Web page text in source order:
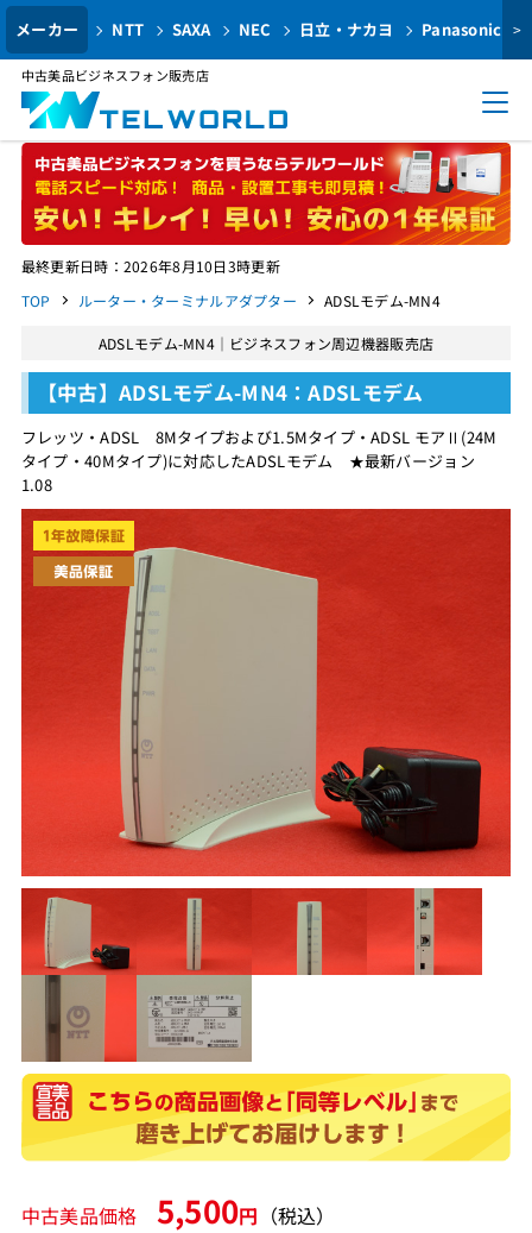
メーカー NTT SAXA NEC 日立・ナカヨ Panasonic >
中古美品ビジネスフォン販売店
最終更新日時：2026年8月10日3時更新
TOP
ルーター・ターミナルアダプター ADSLモデム-MN4
ADSLモデム-MN4｜ビジネスフォン周辺機器販売店
【中古】ADSLモデム-MN4：ADSLモデム
フレッツ・ADSL 8Mタイプおよび1.5Mタイプ・ADSL モアⅡ(24M
タイプ・40Mタイプ)に対応したADSLモデム ★最新バージョン
1.08
中古美品価格 5,500円 （税込）